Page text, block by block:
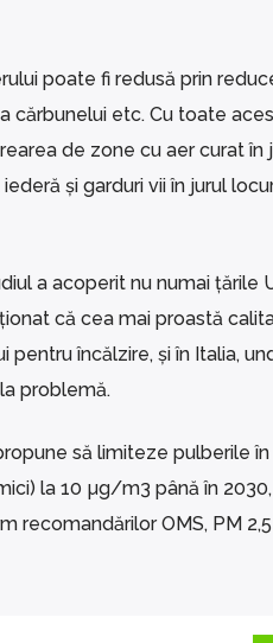
poate fi redusă prin
cărbunelui etc. Cu toate
de zone cu aer curat în
și garduri vii în jurul
a acoperit nu numai țările
că cea mai proastă
pentru încălzire, și în Italia,
problemă.
să limiteze pulberile
la 10 µg/m3 până în
OMS, PM